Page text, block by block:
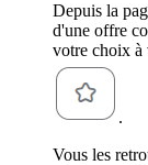
Depuis la
d'une offre
votre choix à
.
Vous les